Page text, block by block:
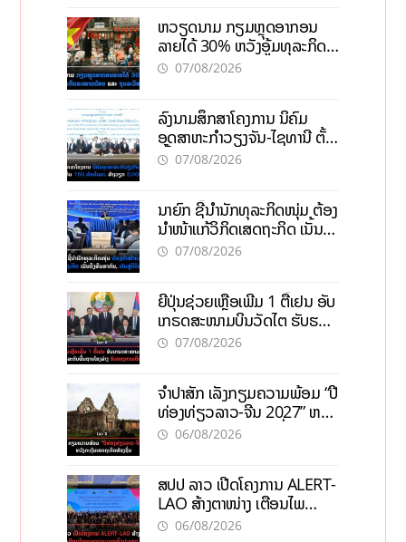
ຫວຽດນາມ ກຽມຫຼຸດອາກອນ
ລາຍໄດ້ 30% ຫວັງອູ້ມທຸລະກິດ
ຂະໜາດນ້ອຍ ແລະ ຈຸນລະ
07/08/2026
ລົງນາມສຶກສາໂຄງການ ນິຄົມ
ອຸດສາຫະກຳວຽງຈັນ-ໄຊທານີ ຕັ້ງ
ເປົ້າດຶງທຶນ 150 ລ້ານໂດລາ, ສ້າງ
07/08/2026
ນາຍົກ ຊີ້ນຳນັກທຸລະກິດໜຸ່ມ ຕ້ອງ
ນຳໜ້າແກ້ວິກິດເສດຖະກິດ ເນັ້ນດຶງ
ທຶນສາກົນ, ຫັນສູ່ດິຈິຕອນ
07/08/2026
ຍີ່ປຸ່ນຊ່ວຍເຫຼືອເພີ່ມ 1 ຕື້ເຢນ ອັບ
ເກຣດສະໜາມບິນວັດໄຕ ຮັບຮອງ
ການເຕີບໂຕ
07/08/2026
ຈຳປາສັກ ເລັ່ງກຽມຄວາມພ້ອມ “ປີ
ທ່ອງທ່ຽວລາວ-ຈີນ 2027” ຫວັງ
ກະຕຸ້ນເສດຖະກິດທ້ອງຖິ່ນ
06/08/2026
ສປປ ລາວ ເປີດໂຄງການ ALERT-
LAO ສ້າງຕາໜ່າງ ເຕືອນໄພ
ພະຍາດລະບາດທົ່ວປະເທດ
06/08/2026